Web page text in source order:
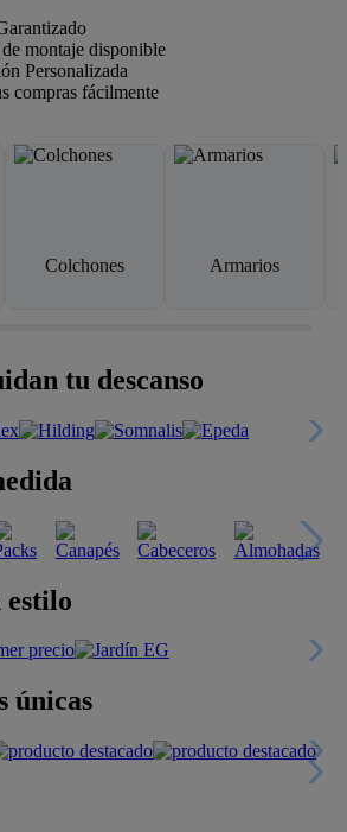
montaje disponible
Personalizada
compras fácilmente
Colchones Armarios
tu descanso
estilo
únicas